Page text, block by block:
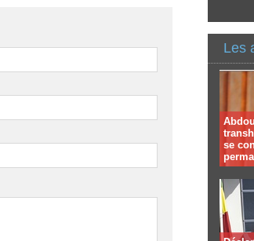
Les
se